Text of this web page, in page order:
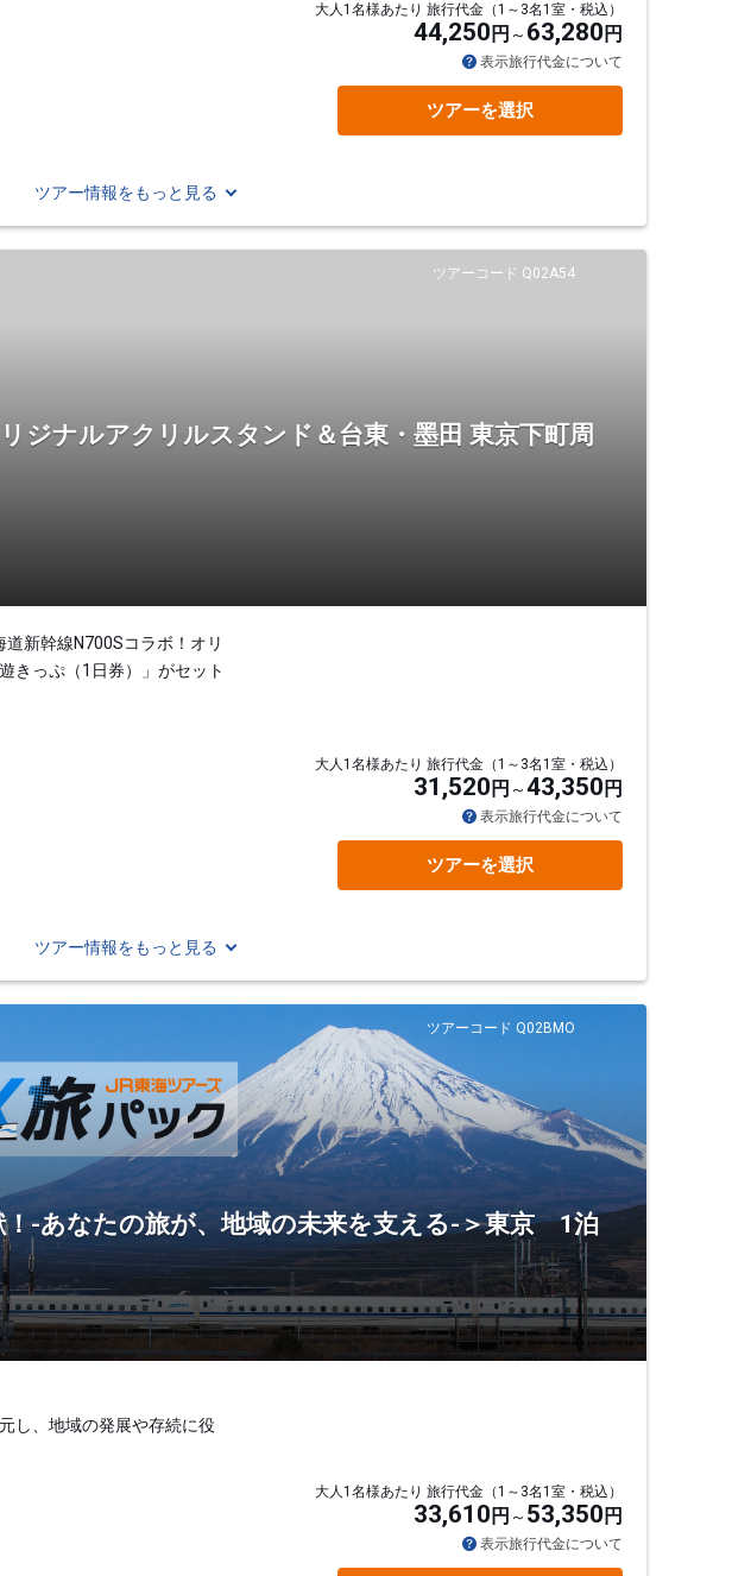
大人1名様あたり 旅行代金（1～3名1室・税込）
44,250 円 63,280 円
表示旅行代金について
ツアーを選択
ツアー情報をもっと見る
ツアーコード Q02A54
ジナルアクリルスタンド＆台東・墨田 東京下町周
新幹線N700Sコラボ！オリ
きっぷ（1日券）」がセット
大人1名様あたり 旅行代金（1～3名1室・税込）
31,520 円 43,350 円
表示旅行代金について
ツアーを選択
ツアー情報をもっと見る
ツアーコード Q02BMO
！-あなたの旅が、地域の未来を支える-＞東京 1泊
し、地域の発展や存続に役
大人1名様あたり 旅行代金（1～3名1室・税込）
33,610 円 53,350 円
表示旅行代金について